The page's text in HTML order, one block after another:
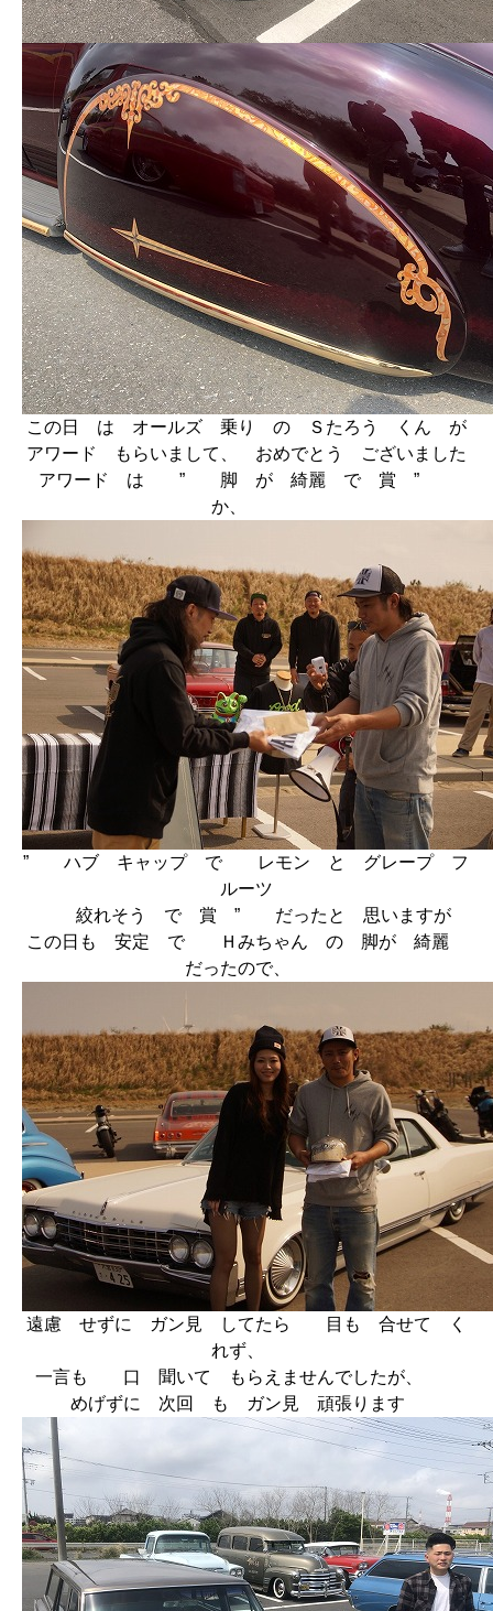
この日 は オールズ 乗り の Ｓたろう くん が
アワード もらいまして、 おめでとう ございました
アワード は ” 脚 が 綺麗 で 賞 ”
か、
” ハブ キャップ で レモン と グレープ フ
ルーツ
絞れそう で 賞 ” だったと 思いますが
この日も 安定 で Ｈみちゃん の 脚が 綺麗
だったので、
遠慮 せずに ガン見 してたら 目も 合せて く
れず、
一言も 口 聞いて もらえませんでしたが、
めげずに 次回 も ガン見 頑張ります